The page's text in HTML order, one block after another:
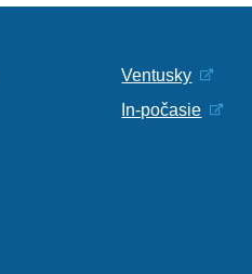
Ventusky
In-počasie